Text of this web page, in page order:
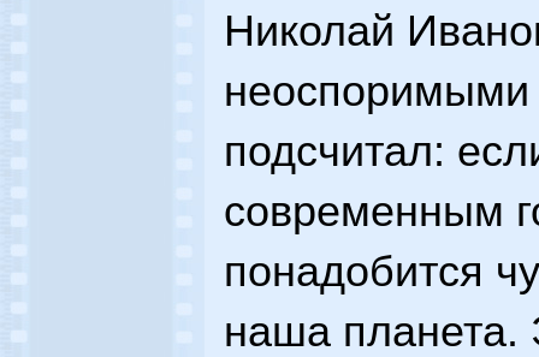
Николай
неоспоримыми
подсчитал:
современным
понадобится
наша планета.